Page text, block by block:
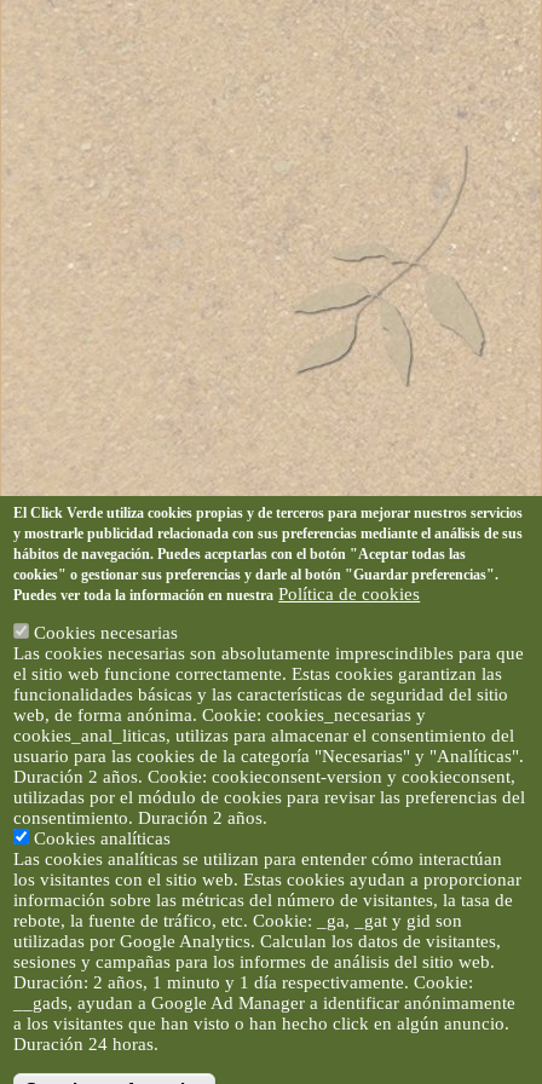
El Click Verde utiliza cookies propias y de terceros para mejorar nuestros servicios
y mostrarle publicidad relacionada con sus preferencias mediante el análisis de sus
hábitos de navegación. Puedes aceptarlas con el botón "Aceptar todas las
cookies" o gestionar sus preferencias y darle al botón "Guardar preferencias".
Puedes ver toda la información en nuestra Política de cookies
Cookies necesarias
Las cookies necesarias son absolutamente imprescindibles para que
el sitio web funcione correctamente. Estas cookies garantizan las
funcionalidades básicas y las características de seguridad del sitio
web, de forma anónima. Cookie: cookies_necesarias y
cookies_anal_liticas, utilizas para almacenar el consentimiento del
usuario para las cookies de la categoría "Necesarias" y "Analíticas".
Duración 2 años. Cookie: cookieconsent-version y cookieconsent,
utilizadas por el módulo de cookies para revisar las preferencias del
consentimiento. Duración 2 años.
Cookies analíticas
Las cookies analíticas se utilizan para entender cómo interactúan
los visitantes con el sitio web. Estas cookies ayudan a proporcionar
información sobre las métricas del número de visitantes, la tasa de
rebote, la fuente de tráfico, etc. Cookie: _ga, _gat y gid son
utilizadas por Google Analytics. Calculan los datos de visitantes,
sesiones y campañas para los informes de análisis del sitio web.
Duración: 2 años, 1 minuto y 1 día respectivamente. Cookie:
__gads, ayudan a Google Ad Manager a identificar anónimamente
a los visitantes que han visto o han hecho click en algún anuncio.
Duración 24 horas.